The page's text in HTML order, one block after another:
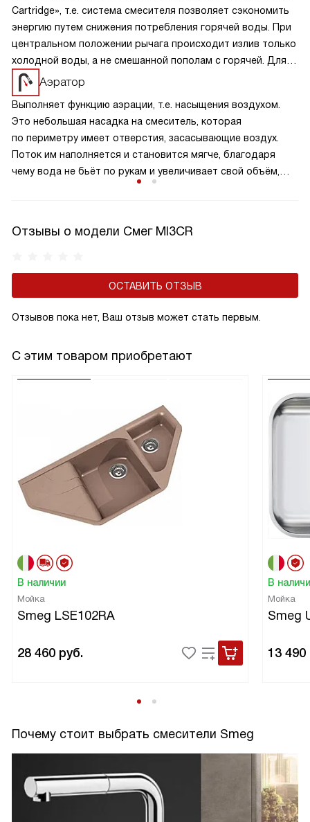
Cartridge», т.е. система смесителя позволяет сэкономить
энергию путем снижения потребления горячей воды. При
центральном положении рычага происходит излив только
холодной воды, а не смешанной пополам с горячей. Для
получения воды более высокой температуры необходимо
поворачивать рычаг дальше влево.
Аэратор
Выполняет функцию аэрации, т.е. насыщения воздухом.
Это небольшая насадка на смеситель, которая
по периметру имеет отверстия, засасывающие воздух.
Поток им наполняется и становится мягче, благодаря
чему вода не бьёт по рукам и увеличивает свой объём,
Отзывы о модели Смег MI3CR
ОСТАВИТЬ ОТЗЫВ
Отзывов пока нет, Ваш отзыв может стать первым.
С этим товаром приобретают
В наличии
Мойка
Smeg LSE102RA
28 460 руб.
В
Мойка
Smeg
13 490
Почему стоит выбрать смесители Smeg